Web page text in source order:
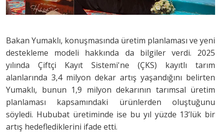
Bakan Yumaklı, konuşmasında üretim planlaması ve yeni
destekleme modeli hakkında da bilgiler verdi. 2025
yılında Çiftçi Kayıt Sistemi'ne (ÇKS) kayıtlı tarım
alanlarında 3,4 milyon dekar artış yaşandığını belirten
Yumaklı, bunun 1,9 milyon dekarının tarımsal üretim
planlaması kapsamındaki ürünlerden oluştuğunu
söyledi. Hububat üretiminde ise bu yıl yüzde 13’lük bir
artış hedeflediklerini ifade etti.